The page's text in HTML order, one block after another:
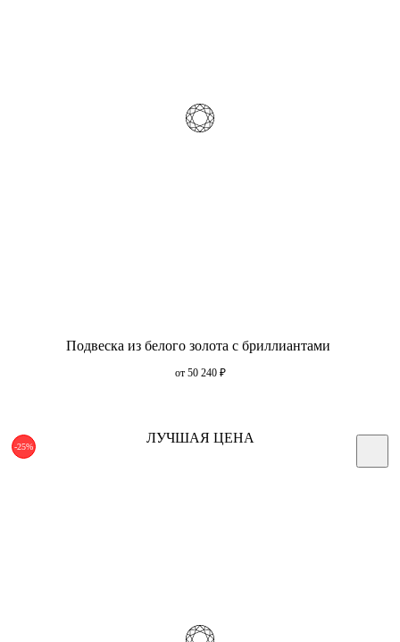
Подвеска из белого золота с бриллиантами
от 50 240 ₽
-25%
ЛУЧШАЯ ЦЕНА